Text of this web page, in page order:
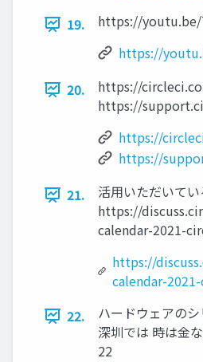
19.
https://
https://
20.
https://
https://
https://
https://
21.
活用いただいて
https://
calendar-2021-
https://
calendar-
22.
ハードウェアの
深圳では 時は金
22